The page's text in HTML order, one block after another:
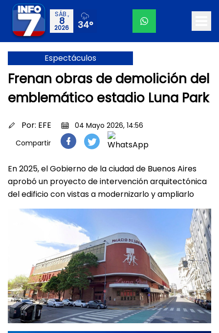
SÁB.,
8
2026 34°
Espectáculos
Frenan obras de demolición del
emblemático estadio Luna Park
Por: EFE
04 Mayo 2026, 14:56
Compartir
En 2025, el Gobierno de la ciudad de Buenos Aires
aprobó un proyecto de intervención arquitectónica
del edificio con vistas a modernizarlo y ampliarlo